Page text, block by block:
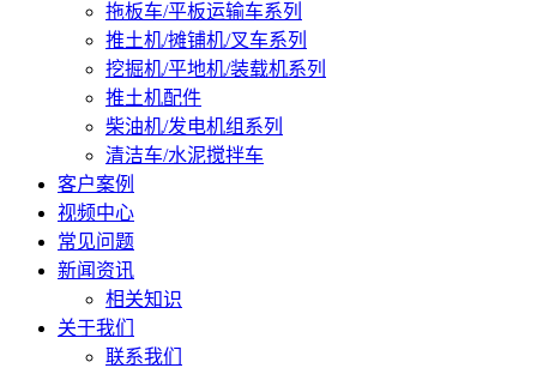
拖板车/平板运输车系列
推土机/摊铺机/叉车系列
挖掘机/平地机/装载机系列
推土机配件
柴油机/发电机组系列
清洁车/水泥搅拌车
客户案例
视频中心
常见问题
新闻资讯
相关知识
关于我们
联系我们